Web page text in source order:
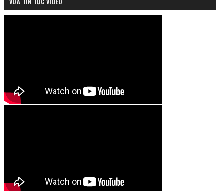
VOA TIN TỨC VIDEO